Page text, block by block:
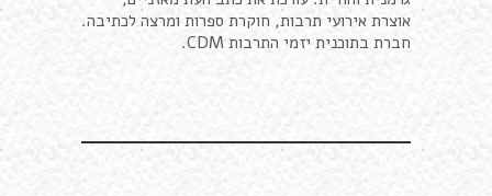
אוצרת אירועי תרבות, חוקרת ספרות ומרצה לכתיבה.
חברת בתוכנית יזמי התרבות CDM.